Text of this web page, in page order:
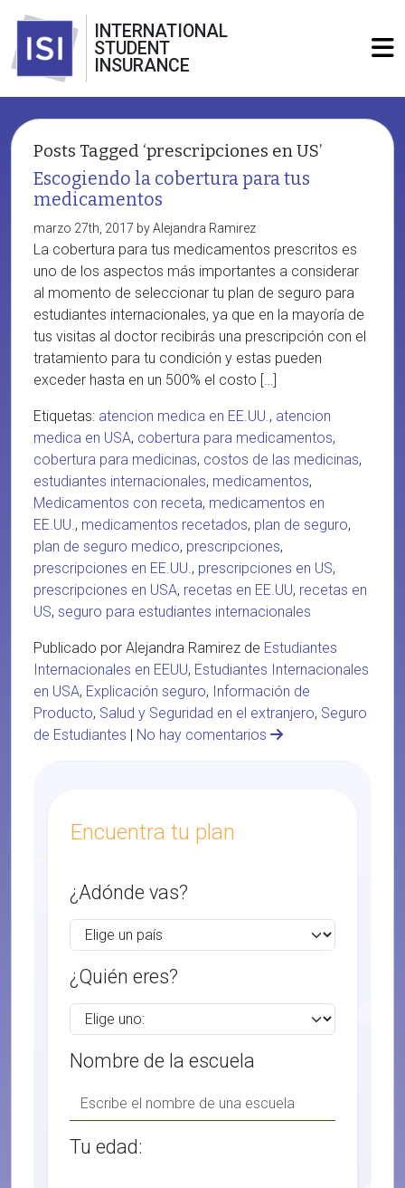
INTERNATIONAL
STUDENT
INSURANCE
Posts Tagged ‘prescripciones en US’
Escogiendo la cobertura para tus
medicamentos
marzo 27th, 2017 by Alejandra Ramirez
La cobertura para tus medicamentos prescritos es
uno de los aspectos más importantes a considerar
al momento de seleccionar tu plan de seguro para
estudiantes internacionales, ya que en la mayoría de
tus visitas al doctor recibirás una prescripción con el
tratamiento para tu condición y estas pueden
exceder hasta en un 500% el costo […]
Etiquetas: atencion medica en EE.UU., atencion
medica en USA, cobertura para medicamentos,
cobertura para medicinas, costos de las medicinas,
estudiantes internacionales, medicamentos,
Medicamentos con receta, medicamentos en
EE.UU., medicamentos recetados, plan de seguro,
plan de seguro medico, prescripciones,
prescripciones en EE.UU., prescripciones en US,
prescripciones en USA, recetas en EE.UU, recetas en
US, seguro para estudiantes internacionales
Publicado por Alejandra Ramirez de Estudiantes
Internacionales en EEUU, Estudiantes Internacionales
en USA, Explicación seguro, Información de
Producto, Salud y Seguridad en el extranjero, Seguro
de Estudiantes | No hay comentarios
Encuentra tu plan
¿Adónde vas?
¿Quién eres?
Nombre de la escuela
Tu edad: